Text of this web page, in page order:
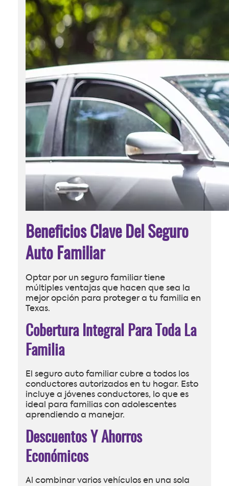
Beneficios Clave Del Seguro
Auto Familiar
Optar por un seguro familiar tiene
múltiples ventajas que hacen que sea la
mejor opción para proteger a tu familia en
Texas.
Cobertura Integral Para Toda La
Familia
El seguro auto familiar cubre a todos los
conductores autorizados en tu hogar. Esto
incluye a jóvenes conductores, lo que es
ideal para familias con adolescentes
aprendiendo a manejar.
Descuentos Y Ahorros
Económicos
Al combinar varios vehículos en una sola